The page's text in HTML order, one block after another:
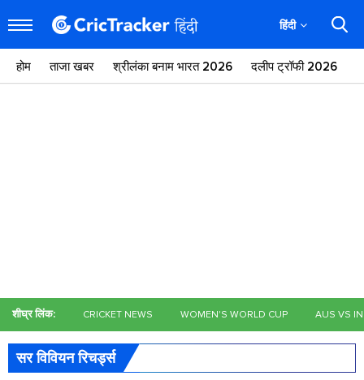
हिंदी
होम ताजा खबर श्रीलंका बनाम भारत 2026 दलीप ट्रॉफी 2026
शीघ्र लिंक: CRICKET NEWS WOMEN'S WORLD CUP AUS VS
सर विवियन रिचर्ड्स